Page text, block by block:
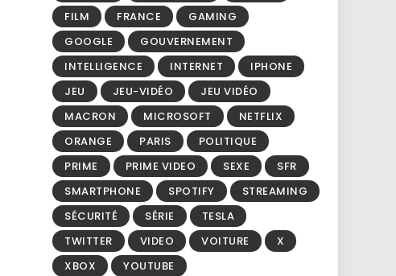
FILM
FRANCE
GAMING
GOOGLE
GOUVERNEMENT
INTELLIGENCE
INTERNET
IPHONE
JEU
JEU-VIDÉO
JEU VIDÉO
MACRON
MICROSOFT
NETFLIX
ORANGE
PARIS
POLITIQUE
PRIME
PRIME VIDEO SEXE
SFR
SMARTPHONE
SPOTIFY
STREAMING
SÉCURITÉ
SÉRIE
TESLA
TWITTER
VIDEO VOITURE
X
XBOX
YOUTUBE